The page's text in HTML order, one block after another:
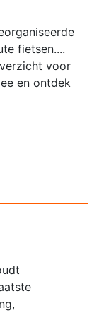
fietsen....
voor
en ontdek